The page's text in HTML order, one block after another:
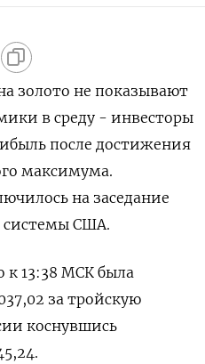
золото не показывают
в среду - инвесторы
после достижения
максимума.
на заседание
системы США.
к 13:38 МСК была
за тройскую
коснувшись